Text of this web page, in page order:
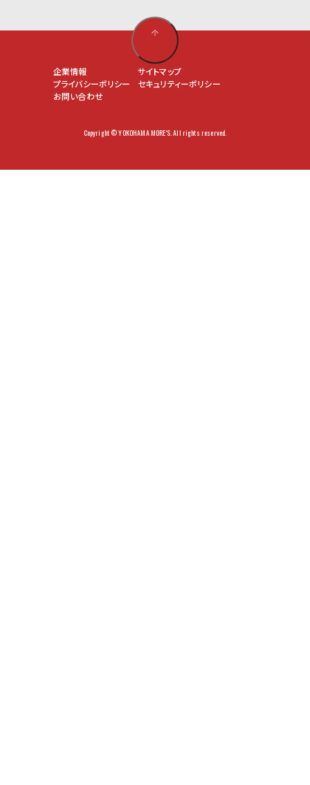
企業情報
サイトマップ
プライバシーポリシー
セキュリティーポリシー
お問い合わせ
Copyright © YOKOHAMA MORE'S. All rights reserved.